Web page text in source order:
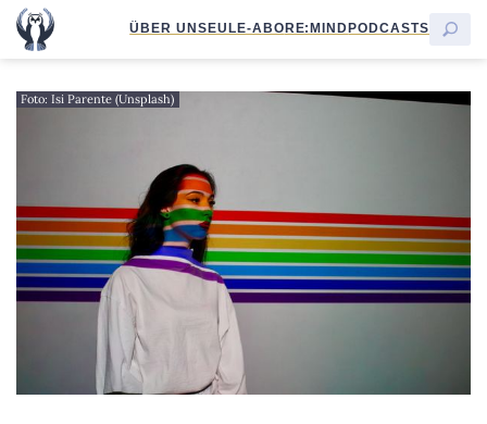
ÜBER UNSEULE-ABORE:MINDPODCASTS
Foto: Isi Parente (Unsplash)